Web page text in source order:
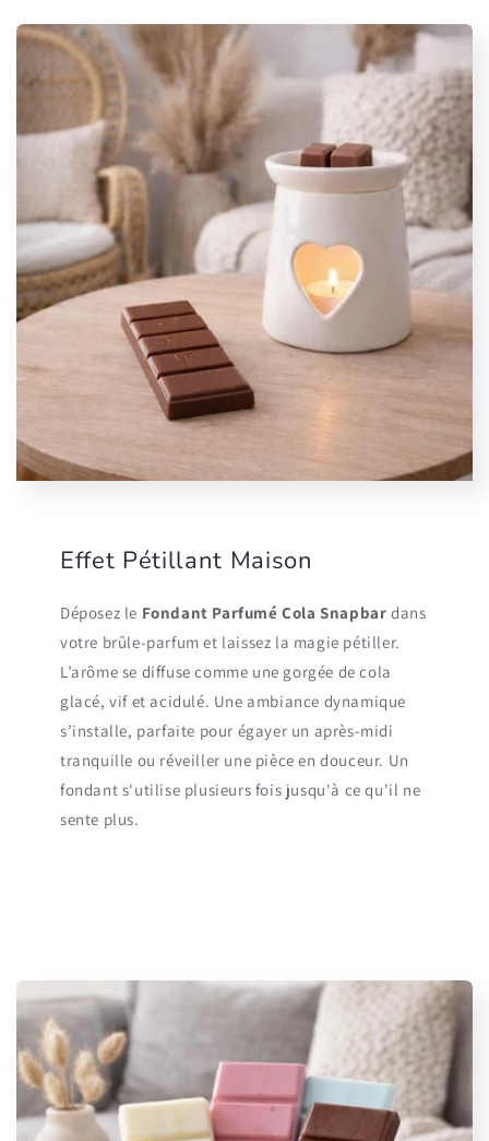
Effet Pétillant Maison
Déposez le Fondant Parfumé Cola Snapbar dans
votre brûle-parfum et laissez la magie pétiller.
L’arôme se diffuse comme une gorgée de cola
glacé, vif et acidulé. Une ambiance dynamique
s’installe, parfaite pour égayer un après-midi
tranquille ou réveiller une pièce en douceur. Un
fondant s'utilise plusieurs fois jusqu'à ce qu'il ne
sente plus.